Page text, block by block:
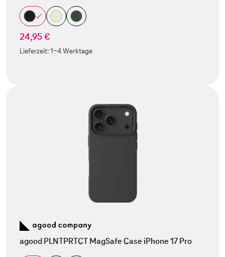
24,95 €
Lieferzeit:1-4 Werktage
agood PLNTPRTCT MagSafe Case iPhone 17 Pro